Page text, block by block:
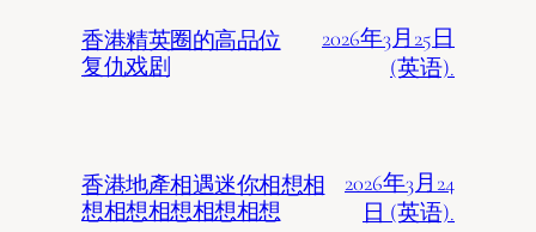
香港精英圈的高品位
复仇戏剧
2026年3月25日
(英语).
香港地產相遇迷你相想相
想相想相想相想相想
2026年3月24
日 (英语).